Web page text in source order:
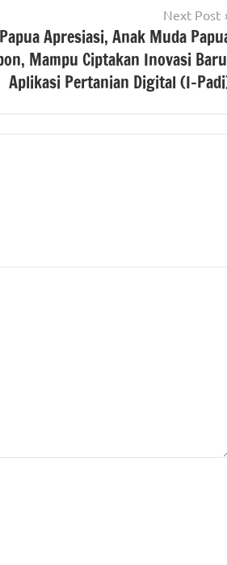
Next Post
Apresiasi, Anak Muda
Mampu Ciptakan Inovasi
Aplikasi Pertanian Digital (I-